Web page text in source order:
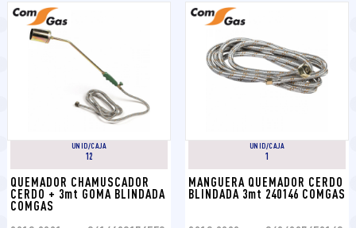
UNID/CAJA
12
QUEMADOR CHAMUSCADOR
CERDO + 3mt GOMA BLINDADA
COMGAS
UNID/CAJA
1
MANGUERA QUEMADOR CERDO
BLINDADA 3mt 240146 COMGAS